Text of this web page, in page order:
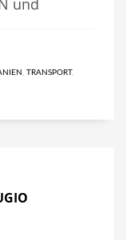
und
, TRANSPORT,